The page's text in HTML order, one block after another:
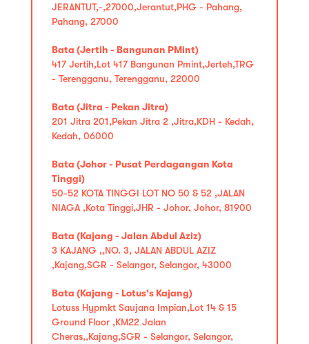
JERANTUT,-,27000,Jerantut,PHG - Pahang,
Pahang, 27000
Bata (Jertih - Bangunan PMint)
417 Jertih,Lot 417 Bangunan Pmint,Jerteh,TRG
- Terengganu, Terengganu, 22000
Bata (Jitra - Pekan Jitra)
201 Jitra 201,Pekan Jitra 2 ,Jitra,KDH - Kedah,
Kedah, 06000
Bata (Johor - Pusat Perdagangan Kota
Tinggi)
50-52 KOTA TINGGI LOT NO 50 & 52 ,JALAN
NIAGA ,Kota Tinggi,JHR - Johor, Johor, 81900
Bata (Kajang - Jalan Abdul Aziz)
3 KAJANG ,,NO. 3, JALAN ABDUL AZIZ
,Kajang,SGR - Selangor, Selangor, 43000
Bata (Kajang - Lotus's Kajang)
Lotuss Hypmkt Saujana Impian,Lot 14 & 15
Ground Floor ,KM22 Jalan
Cheras,,Kajang,SGR - Selangor, Selangor,